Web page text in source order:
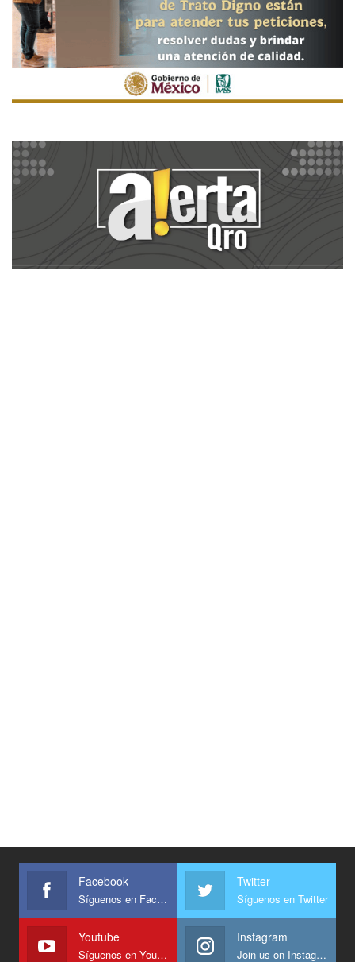
Facebook
Síguenos en Facebook
Twitter
Síguenos en Twitter
Youtube
Síguenos en Youtube
Instagram
Join us on Instagram